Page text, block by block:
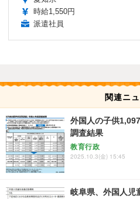
時給1,550円
派遣社員
関連ニ
外国人の子供
調査結果
教育行政
2025.10.3(金) 15:45
岐阜県、外国人児